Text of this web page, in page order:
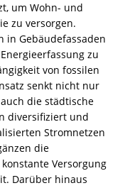
um Wohn- und
zu versorgen.
in Gebäudefassaden
zu
von fossilen
senkt nicht nur
die städtische
diversifiziert und
Stromnetzen
die
Versorgung
Darüber hinaus